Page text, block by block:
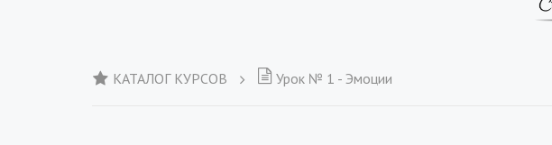
КАТАЛОГ КУРСОВ Урок № 1 - Эмоции